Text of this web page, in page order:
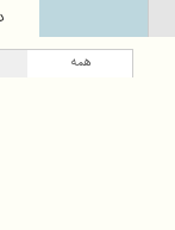
همه